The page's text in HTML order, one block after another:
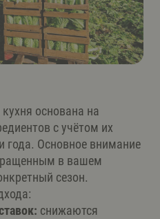
основана на
с учётом их
года. Основное внимание
в вашем
сезон.
снижаются